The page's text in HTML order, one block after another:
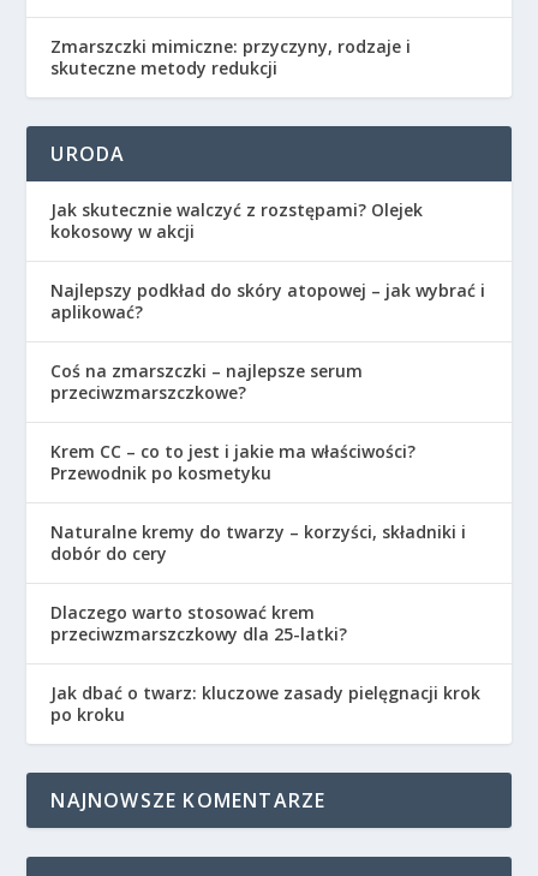
Zmarszczki mimiczne: przyczyny, rodzaje i
skuteczne metody redukcji
URODA
Jak skutecznie walczyć z rozstępami? Olejek
kokosowy w akcji
Najlepszy podkład do skóry atopowej – jak wybrać i
aplikować?
Coś na zmarszczki – najlepsze serum
przeciwzmarszczkowe?
Krem CC – co to jest i jakie ma właściwości?
Przewodnik po kosmetyku
Naturalne kremy do twarzy – korzyści, składniki i
dobór do cery
Dlaczego warto stosować krem
przeciwzmarszczkowy dla 25-latki?
Jak dbać o twarz: kluczowe zasady pielęgnacji krok
po kroku
NAJNOWSZE KOMENTARZE